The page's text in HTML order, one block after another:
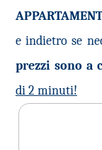
e indietro se
prezzi sono a
di 2 minuti!